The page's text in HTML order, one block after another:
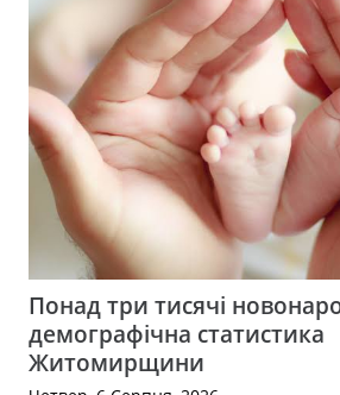
Понад три тисячі
демографічна статистика
Житомирщини